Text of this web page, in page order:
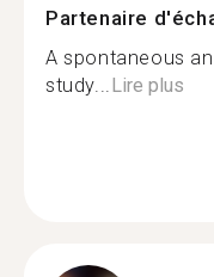
Partenaire
A spontaneous
study...Lire plus